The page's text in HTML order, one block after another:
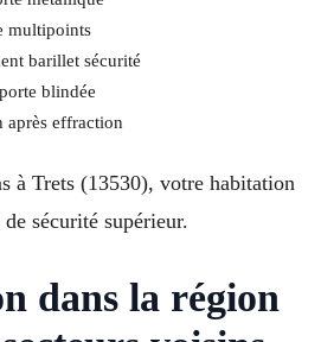
multipoints
barillet sécurité
blindée
après effraction
à Trets (13530), votre habitation
sécurité supérieur.
dans la région